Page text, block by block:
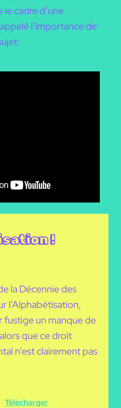
cadre d’une
l’importance de
!
la Décennie des
l’Alphabétisation,
fustige un manque de
que ce droit
n’est clairement pas
Télécharger